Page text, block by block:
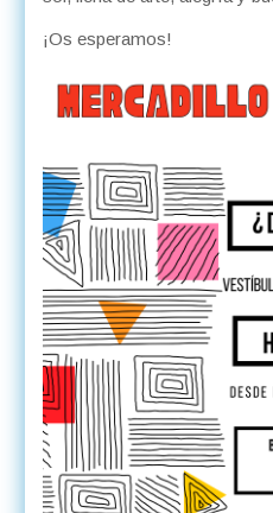
¡Os esperamos!